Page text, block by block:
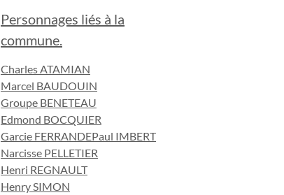
Personnages liés à la
commune.
Charles ATAMIAN
Marcel BAUDOUIN
Groupe BENETEAU
Edmond BOCQUIER
Garcie FERRANDEPaul IMBERT
Narcisse PELLETIER
Henri REGNAULT
Henry SIMON